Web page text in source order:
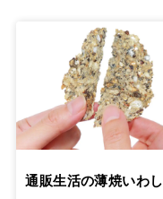
通販生活の薄焼いわし